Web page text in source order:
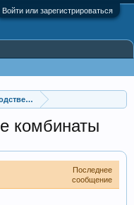
Войти или зарегистрироваться
и перерабатывающие
комбинаты
Последнее
сообщение